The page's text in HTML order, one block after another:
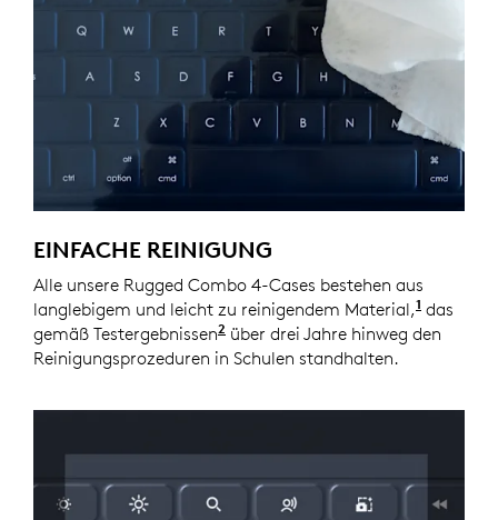
EINFACHE REINIGUNG
Alle unsere Rugged Combo 4-Cases bestehen aus
langlebigem und leicht zu reinigendem Material,1 Wir
das
gemäß Testergebnissen2 Wir haben 3 Jahre lang die
über drei Jahre hinweg den
Reinigungsprozeduren in Schulen standhalten.